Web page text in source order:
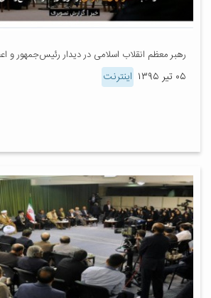
رهبر معظم انقلاب اسلامی در دیدار رئیس‌جمهور
۰۵ تیر ۱۳۹۵ اینترنت